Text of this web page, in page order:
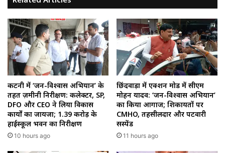
कटनी में ‘जन-विश्वास अभियान’ के
तहत ज़मीनी निरीक्षण: कलेक्टर, SP,
DFO और CEO ने लिया विकास
कार्यों का जायजा; ₹1.39 करोड़ के
हाईस्कूल भवन का निरीक्षण
10 hours ago
छिंदवाड़ा में एक्शन मोड में सीएम
मोहन यादव: ‘जन-विश्वास अभियान’
का किया आगाज; शिकायतों पर
CMHO, तहसीलदार और पटवारी
सस्पेंड
11 hours ago